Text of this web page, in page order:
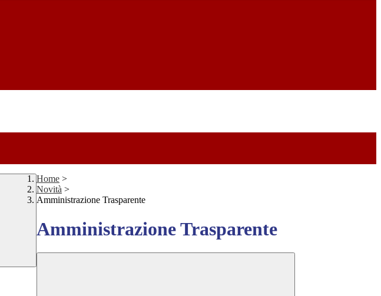
Home >
Novità >
Amministrazione Trasparente
Amministrazione Trasparente